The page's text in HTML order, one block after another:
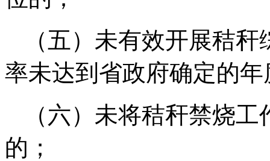
（五）未有效开展秸
率未达到省政府确定的
（六）未将秸秆禁烧
的；